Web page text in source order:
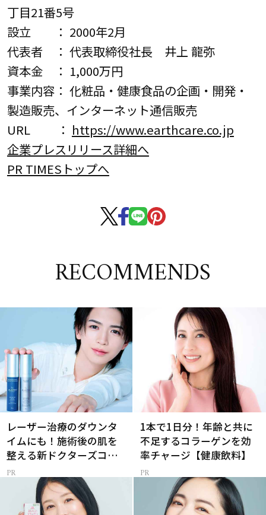
丁目21番5号
設立 ： 2000年2月
代表者 ： 代表取締役社長 井上 龍弥
資本金 ： 1,000万円
事業内容： 化粧品・健康食品の企画・開発・
製造販売、インターネット通信販売
URL ： https://www.earthcare.co.jp
企業プレスリリース詳細へ
PR TIMESトップへ
RECOMMENDS
レーザー治療のダウンタ
イムにも！施術後の肌を
整える新ドクターズコス
メ
1本で1日分！年齢と共に
不足するコラーゲンを効
率チャージ【健康飲料】